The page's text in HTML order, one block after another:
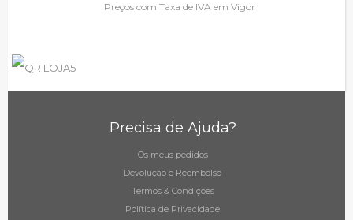
Preços com Taxa de IVA em Vigor
Precisa de Ajuda?
Os meus pedidos
Devolução e Reembolso
Termos & Condições
Política de Privacidade